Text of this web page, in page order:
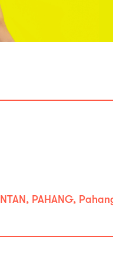
PAHANG,